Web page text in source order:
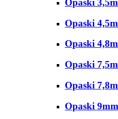
Opaski
Opaski
Opaski
Opaski
Opaski
Opaski 9mm